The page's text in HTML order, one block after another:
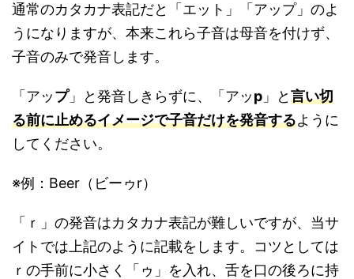
通常のカタカナ表記だと「エット」「アップ」のよ
うになりますが、本来これら子音は母音を付けず、
子音のみで発音します。
「アップ」と発音しきらずに、「アッp 」と言い切
る前に止めるイメージで子音だけを発音するように
してください。
※例：Beer（ビーゥr）
「ｒ」の発音はカタカナ表記が難しいですが、当サ
イトでは上記のように記載をします。コツとしては
ｒの手前に小さく「ゥ」を入れ、舌を口の後ろに持